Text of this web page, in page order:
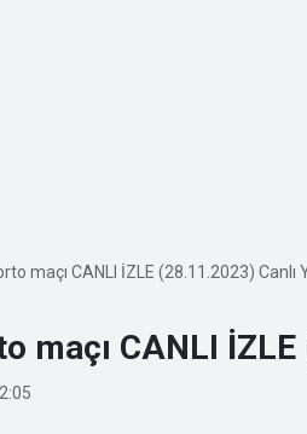
maçı CANLI İZLE (28.11.2023) Canlı
maçı CANLI İZLE